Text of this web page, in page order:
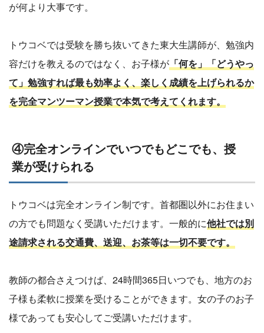
が何より大事です。
トウコベでは受験を勝ち抜いてきた東大生講師が、​勉強内
容だけを教えるのではなく、お子様が 「何を」「どうやっ
て」勉強すれば最も効率よく、楽しく成績を上げられるか
を完全マンツーマン授業で本気で考えてくれます。
④完全オンラインでいつでもどこでも、授
業が受けられる
トウコベは完全オンライン制です。首都圏以外にお住まい
の方でも問題なく受講いただけます。一般的に他社では別
途請求される交通費、送迎、お茶等は一切不要です。
教師の都合さえつけば、24時間365日いつでも、地方のお
子様も柔軟に授業を受けることができます。女の子のお子
様であっても安心してご受講いただけます。